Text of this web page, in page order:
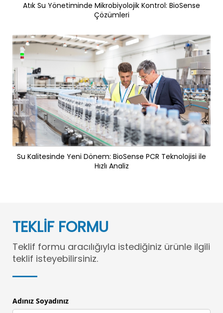
Atık Su Yönetiminde Mikrobiyolojik Kontrol: BioSense
Çözümleri
Su Kalitesinde Yeni Dönem: BioSense PCR Teknolojisi ile
Hızlı Analiz
TEKLİF FORMU
Teklif formu aracılığıyla istediğiniz ürünle ilgili
teklif isteyebilirsiniz.
Adınız Soyadınız